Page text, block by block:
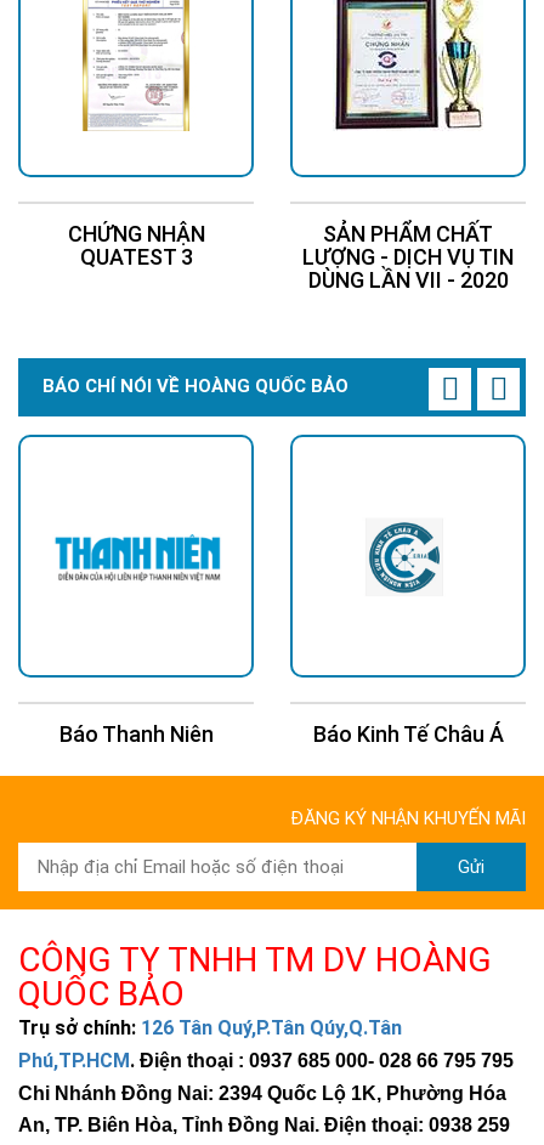
CHỨNG NHẬN
QUATEST 3
SẢN PHẨM CHẤT
LƯỢNG - DỊCH VỤ TIN
DÙNG LẦN VII - 2020
BÁO CHÍ NÓI VỀ HOÀNG QUỐC BẢO
Báo Thanh Niên Báo Kinh Tế Châu Á
ĐĂNG KÝ NHẬN KHUYẾN MÃI
Gửi
CÔNG TY TNHH TM DV HOÀNG
QUỐC BẢO
Trụ sở chính: 126 Tân Quý,P.Tân Qúy,Q.Tân
Phú,TP.HCM . Điện thoại : 0937 685 000- 028 66 795 795
Chi Nhánh Đồng Nai: 2394 Quốc Lộ 1K, Phường Hóa
An, TP. Biên Hòa, Tỉnh Đồng Nai. Điện thoại: 0938 259